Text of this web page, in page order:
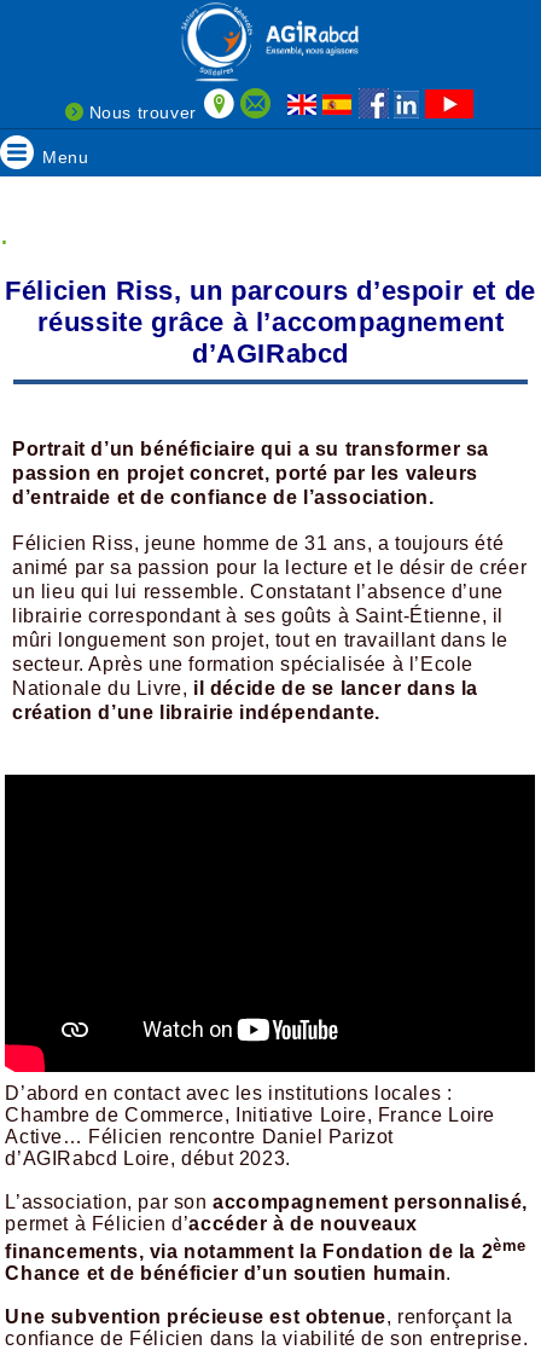
Nous trouver
Menu
.
Félicien Riss, un parcours d’espoir et de
réussite grâce à l’accompagnement
d’AGIRabcd
Portrait d’un bénéficiaire qui a su transformer sa
passion en projet concret, porté par les valeurs
d’entraide et de confiance de l’association.
Félicien Riss, jeune homme de 31 ans, a toujours été
animé par sa passion pour la lecture et le désir de créer
un lieu qui lui ressemble. Constatant l’absence d’une
librairie correspondant à ses goûts à Saint-Étienne, il
mûri longuement son projet, tout en travaillant dans le
secteur. Après une formation spécialisée à l’Ecole
Nationale du Livre, il décide de se lancer dans la
création d’une librairie indépendante.
D’abord en contact avec les institutions locales :
Chambre de Commerce, Initiative Loire, France Loire
Active… Félicien rencontre Daniel Parizot
d’AGIRabcd Loire, début 2023.
L’association, par sonaccompagnement personnalisé,
permet à Félicien d’accéder à de nouveaux
financements, via notamment la Fondation de la 2ème
Chance et de bénéficier d’un soutien humain.
Une subvention précieuse est obtenue, renforçant la
confiance de Félicien dans la viabilité de son entreprise.